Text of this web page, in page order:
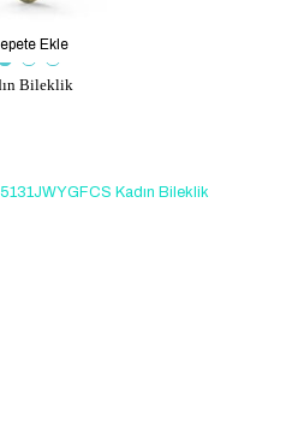
Bileklik
Ekle